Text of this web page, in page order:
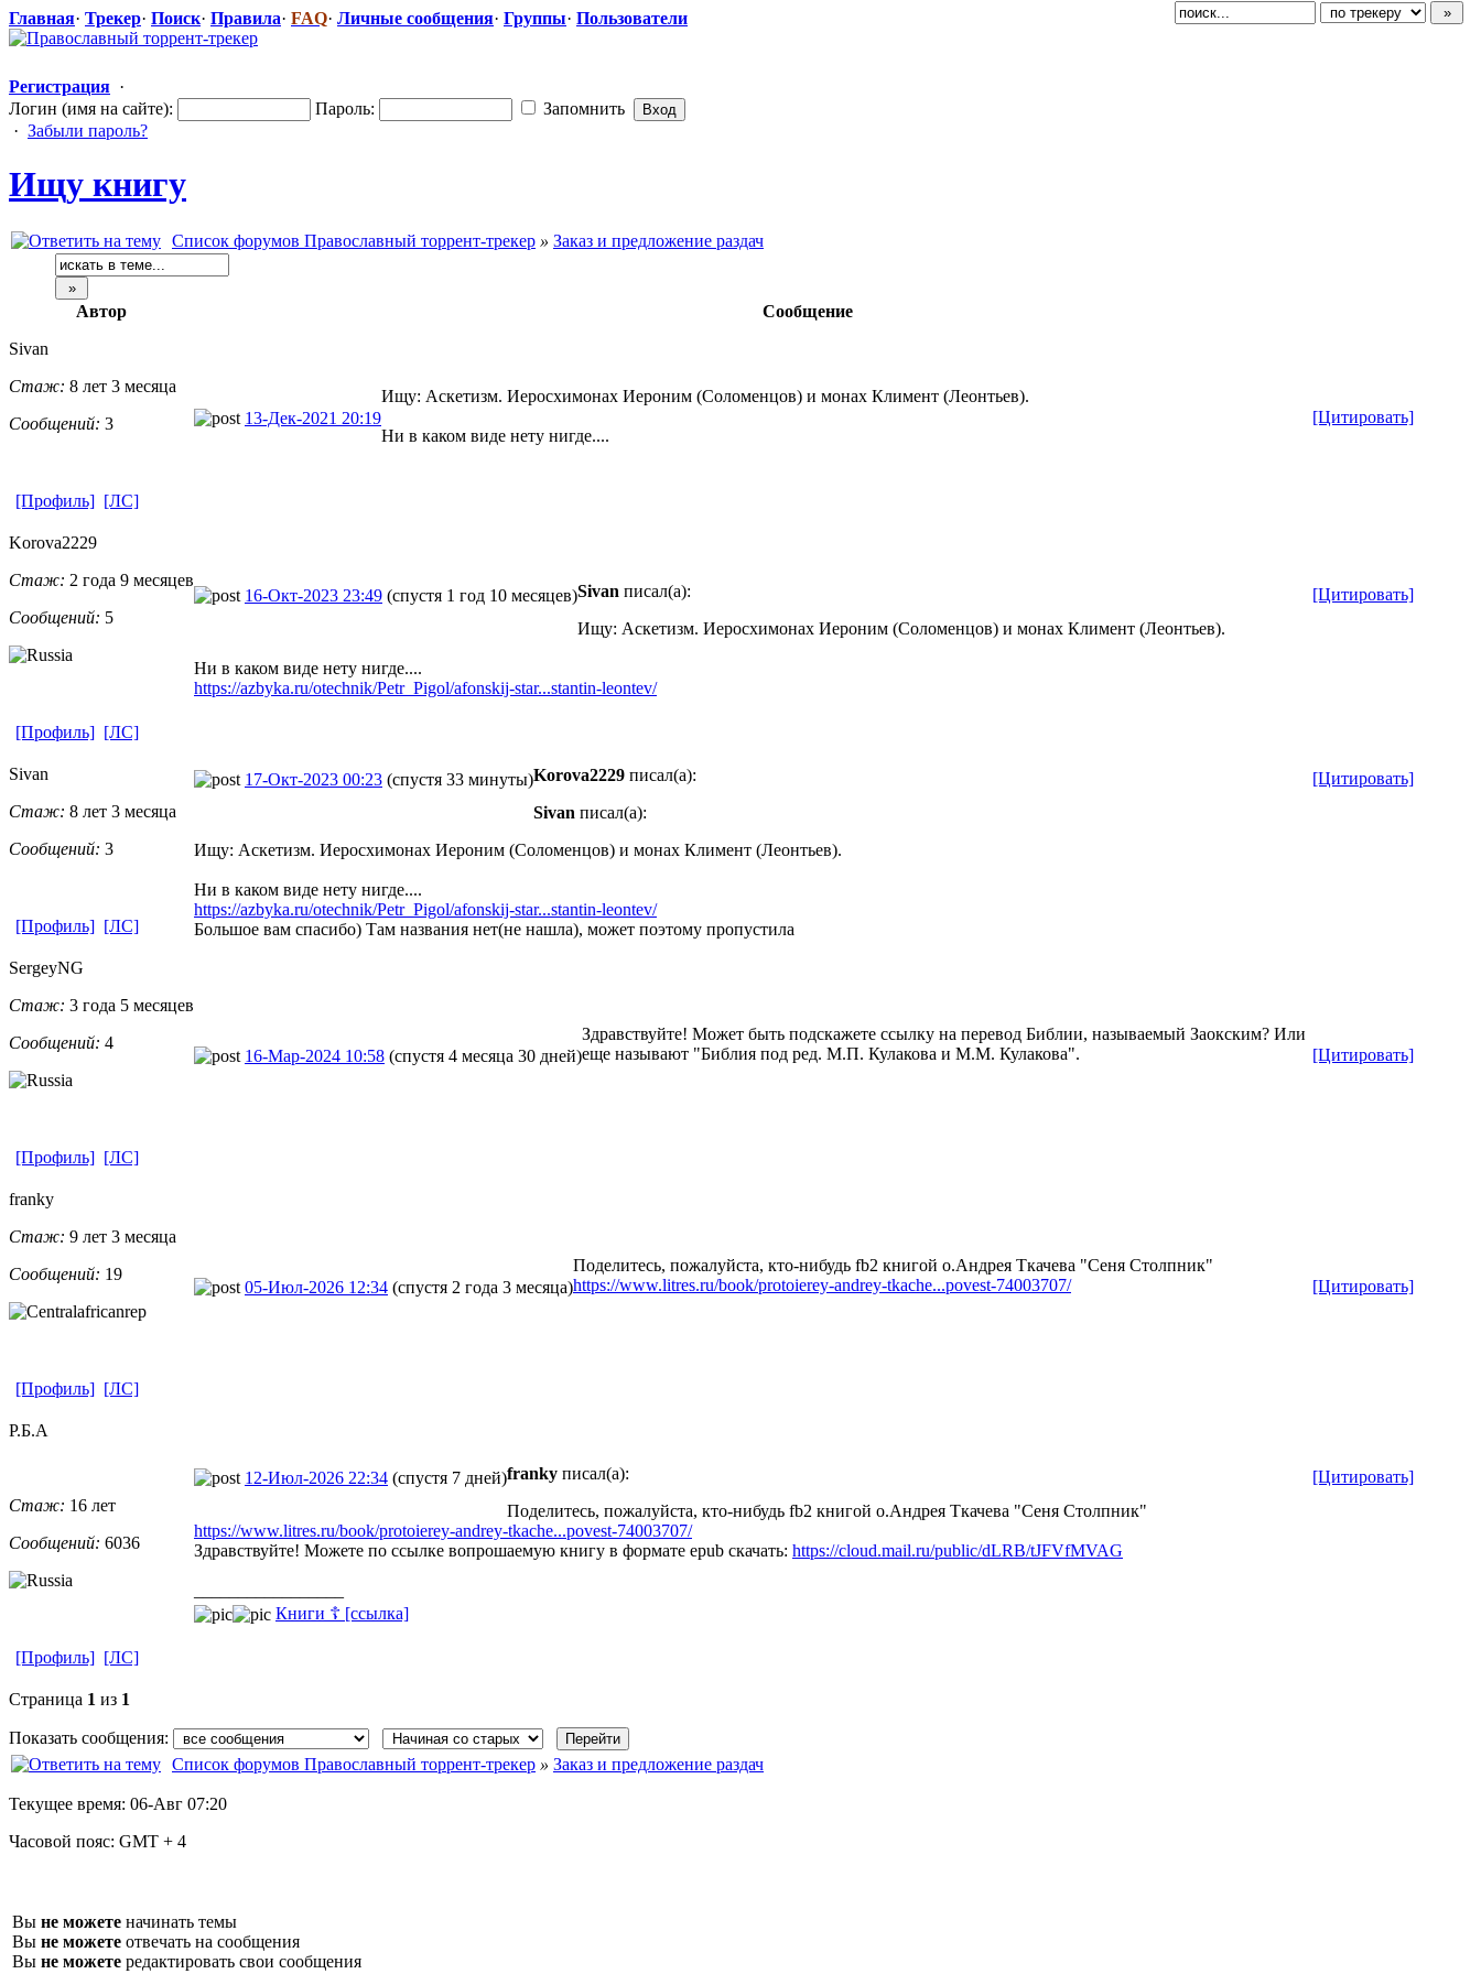
Главная· Трекер· Поиск· Правила· FAQ· Личные сообщения· Группы· Пользователи
Регистрация ·
Логин (имя на сайте):
Пароль:
Запомнить
· Забыли пароль?
Ищу книгу
Список форумов Православный торрент-трекер » Заказ и предложение раздач
Автор
Сообщение
Sivan
Стаж: 8 лет 3 месяца
Сообщений: 3 13-Дек-2021 20:19 [Цитировать]
Ищу: Аскетизм. Иеросхимонах Иероним (Соломенцов) и монах Климент (Леонтьев).
Ни в каком виде нету нигде....
[Профиль] [ЛС]
Korova2229
Стаж: 2 года 9 месяцев
Сообщений: 5
16-Окт-2023 23:49 (спустя 1 год 10 месяцев) [Цитировать]
Sivan писал(а):
Ищу: Аскетизм. Иеросхимонах Иероним (Соломенцов) и монах Климент (Леонтьев).
Ни в каком виде нету нигде....
https://azbyka.ru/otechnik/Petr_Pigol/afonskij-star...stantin-leontev/
[Профиль] [ЛС]
Sivan
Стаж: 8 лет 3 месяца
Сообщений: 3
17-Окт-2023 00:23 (спустя 33 минуты) [Цитировать]
Korova2229 писал(а):
Sivan писал(а):
Ищу: Аскетизм. Иеросхимонах Иероним (Соломенцов) и монах Климент (Леонтьев).
Ни в каком виде нету нигде....
https://azbyka.ru/otechnik/Petr_Pigol/afonskij-star...stantin-leontev/
Большое вам спасибо) Там названия нет(не нашла), может поэтому пропустила
[Профиль] [ЛС]
SergeyNG
Стаж: 3 года 5 месяцев
Сообщений: 4
16-Мар-2024 10:58 (спустя 4 месяца 30 дней) [Цитировать]
Здравствуйте! Может быть подскажете ссылку на перевод Библии, называемый Заокским? Или
еще называют "Библия под ред. М.П. Кулакова и М.М. Кулакова".
[Профиль] [ЛС]
franky
Стаж: 9 лет 3 месяца
Сообщений: 19
05-Июл-2026 12:34 (спустя 2 года 3 месяца) [Цитировать]
Поделитесь, пожалуйста, кто-нибудь fb2 книгой о.Андрея Ткачева "Сеня Столпник"
https://www.litres.ru/book/protoierey-andrey-tkache...povest-74003707/
[Профиль] [ЛС]
Р.Б.А
Стаж: 16 лет
Сообщений: 6036
12-Июл-2026 22:34 (спустя 7 дней) [Цитировать]
franky писал(а):
Поделитесь, пожалуйста, кто-нибудь fb2 книгой о.Андрея Ткачева "Сеня Столпник"
https://www.litres.ru/book/protoierey-andrey-tkache...povest-74003707/
Здравствуйте! Можете по ссылке вопрошаемую книгу в формате epub скачать: https://cloud.mail.ru/public/dLRB/tJFVfMVAG
Книги ☦ [ссылка]
[Профиль] [ЛС]
Страница 1 из 1
Показать сообщения:
Список форумов Православный торрент-трекер » Заказ и предложение раздач
Текущее время: 06-Авг 07:20
Часовой пояс: GMT + 4
Вы не можете начинать темы
Вы не можете отвечать на сообщения
Вы не можете редактировать свои сообщения